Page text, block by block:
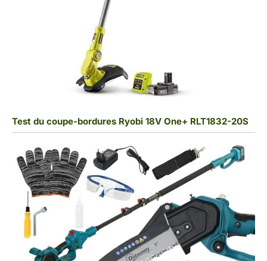
Test du coupe-bordures Ryobi 18V One+ RLT1832-20S